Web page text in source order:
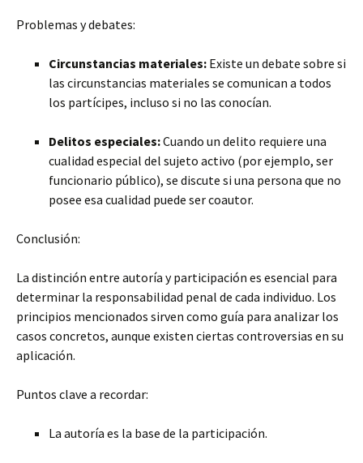
Problemas y debates:
Circunstancias materiales: Existe un debate sobre si
las circunstancias materiales se comunican a todos
los partícipes, incluso si no las conocían.
Delitos especiales:Cuando un delito requiere una
cualidad especial del sujeto activo (por ejemplo, ser
funcionario público), se discute si una persona que no
posee esa cualidad puede ser coautor.
Conclusión:
La distinción entre autoría y participación es esencial para
determinar la responsabilidad penal de cada individuo. Los
principios mencionados sirven como guía para analizar los
casos concretos, aunque existen ciertas controversias en su
aplicación.
Puntos clave a recordar:
La autoría es la base de la participación.